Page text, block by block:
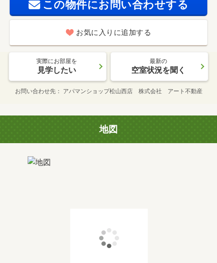
この物件にお問い合わせする
お気に入りに追加する
実際にお部屋を
見学したい
最新の
空室状況を聞く
お問い合わせ先 アパマンショップ松山西店 株式会社 アート不動産
地図